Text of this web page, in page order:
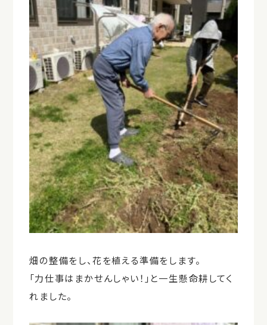
畑の整備をし、花を植える準備をします。
「力仕事はまかせんしゃい！」と一生懸命耕してく
れました。